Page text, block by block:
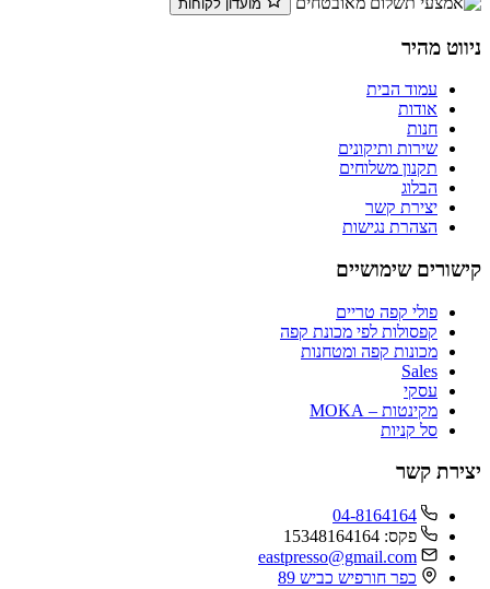
מהיר
עמוד הבית
אודות
חנות
שירות ותיקונים
תקנון משלוחים
הבלוג
יצירת קשר
הצהרת נגישות
שימושיים
פולי קפה טריים
קפסולות לפי מכונת קפה
מכונות קפה ומטחנות
Sales
עסקי
מקינטות – MOKA
סל קניות
קשר
04-8164164
פקס: 15348164164
eastpresso@gmail.com
כפר חורפיש כביש 89